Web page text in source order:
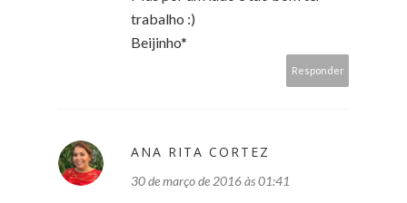
trabalho :)
Beijinho*
Responder
ANA RITA CORTEZ
30 de março de 2016 às 01:41